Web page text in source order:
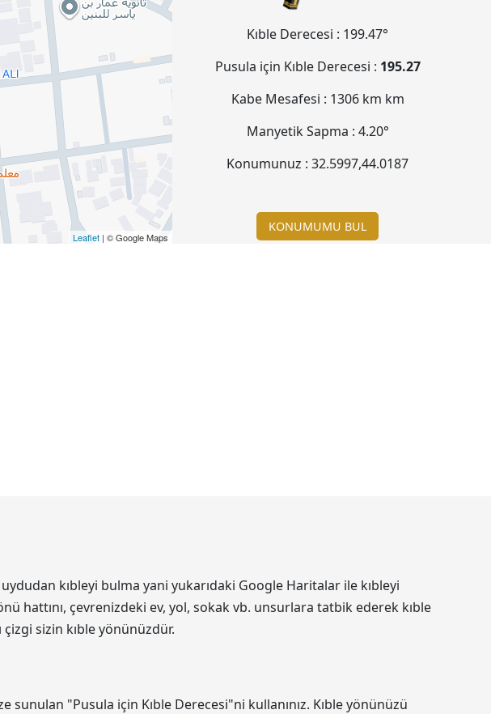
Leaflet | © Google Maps
Kıble Derecesi : 199.47°
Pusula için Kıble Derecesi : 195.27
Kabe Mesafesi : 1306 km km
Manyetik Sapma : 4.20°
Konumunuz :32.5997,44.0187
KONUMUMU BUL
kıbleyi bulma yani yukarıdaki Google Haritalar ile kıbleyi
hattını, çevrenizdeki ev, yol, sokak vb. unsurlara tatbik ederek kıble
sizin kıble yönünüzdür.
"Pusula için Kıble Derecesi"ni kullanınız. Kıble yönünüzü